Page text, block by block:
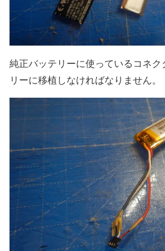
純正バッテリーに使っているコネ
リーに移植しなければなりません。